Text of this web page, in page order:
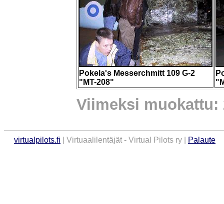
Pokela's Messerchmitt 109 G-2
"MT-208"
Viimeksi muokattu:
virtualpilots.fi | Virtuaalilentäjät - Virtual Pilots ry | Palaute